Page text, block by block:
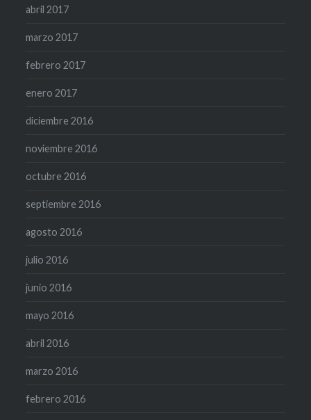
abril 2017
marzo 2017
febrero 2017
enero 2017
diciembre 2016
noviembre 2016
octubre 2016
septiembre 2016
agosto 2016
julio 2016
junio 2016
mayo 2016
abril 2016
marzo 2016
febrero 2016